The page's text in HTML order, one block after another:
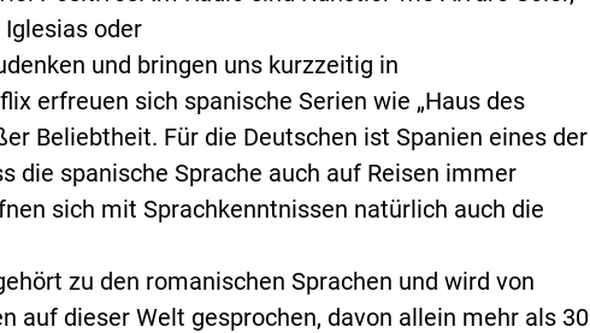
Iglesias oder
und bringen uns kurzzeitig in
erfreuen sich spanische Serien wie „Haus des
Beliebtheit. Für die Deutschen ist Spanien eines der
die spanische Sprache auch auf Reisen immer
sich mit Sprachkenntnissen natürlich auch die
zu den romanischen Sprachen und wird von
auf dieser Welt gesprochen, davon allein mehr als 30